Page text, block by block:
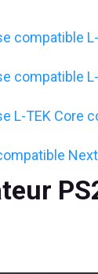
compatible
compatible L-
L-TEK Core
Next